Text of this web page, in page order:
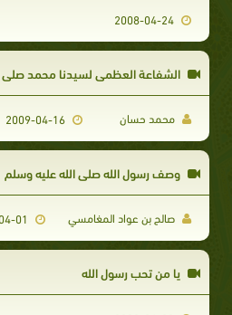
الشفاعة العظمى لسيدنا محمد صلى
محمد حسان
وصف رسول الله صلى الله عليه وسلم
صالح بن عواد المغامسي
يا من تحب رسول الله